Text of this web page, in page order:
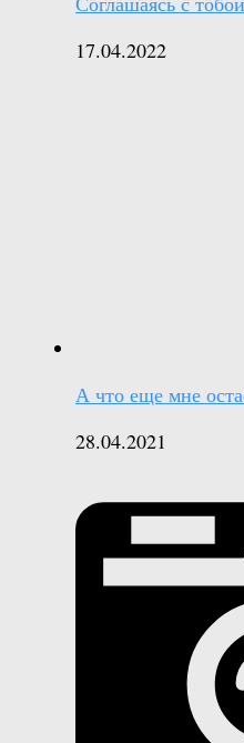
17.04.2022
А что еще мне
28.04.2021